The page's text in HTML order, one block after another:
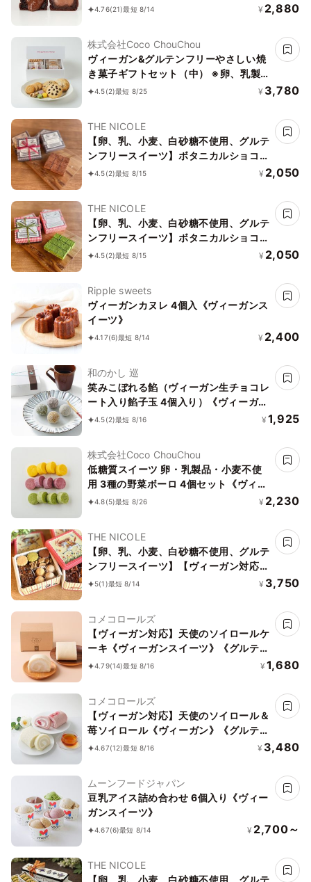
4.76(21)最短 8/14 ¥ 2,880
株式会社Coco ChouChou
ヴィーガン&グルテンフリーやさしい焼
き菓子ギフトセット（中） ※卵、乳製
品、小麦粉、白砂糖不使用 《ヴィーガ
4.5(2)最短 8/25 ¥ 3,780
THE NICOLE
【卵、乳、小麦、白砂糖不使用、グルテ
ンフリースイーツ】ボタニカルショコラ
京豆腐生チョコ 《ヴィーガンスイー
4.5(2)最短 8/15 ¥ 2,050
THE NICOLE
【卵、乳、小麦、白砂糖不使用、グルテ
ンフリースイーツ】ボタニカルショコラ
生チョコ 京抹茶 〜京豆腐を使用したシ
慮》
4.5(2)最短 8/15 ¥ 2,050
Ripple sweets
ヴィーガンカヌレ 4個入《ヴィーガンス
イーツ》
4.17(6)最短 8/14 ¥ 2,400
和のかし 巡
笑みこぼれる餡（ヴィーガン生チョコレ
ート入り餡子玉 4個入り）《ヴィーガン
スイーツ》
4.5(2)最短 8/16 ¥ 1,925
株式会社Coco ChouChou
低糖質スイーツ 卵・乳製品・小麦不使
用 3種の野菜ボーロ 4個セット《ヴィー
ガンスイーツ》《グルテンフリー》《ア
4.8(5)最短 8/26 ¥ 2,230
THE NICOLE
【卵、乳、小麦、白砂糖不使用、グルテ
ンフリースイーツ】【ヴィーガン対応】
白馬にのって駆け巡ろう ボタニカルサ
5(1)最短 8/14 ¥ 3,750
コメコロールズ
【ヴィーガン対応】天使のソイロールケ
ーキ《ヴィーガンスイーツ》《グルテン
フリー》
4.79(14)最短 8/16 ¥ 1,680
コメコロールズ
【ヴィーガン対応】天使のソイロール＆
苺ソイロール《ヴィーガン》《グルテン
フリー》
4.67(12)最短 8/16 ¥ 3,480
ムーンフードジャパン
豆乳アイス詰め合わせ 6個入り《ヴィー
ガンスイーツ》
4.67(6)最短 8/14 ¥ 2,700～
THE NICOLE
【卵、乳、小麦、白砂糖不使用、グルテ